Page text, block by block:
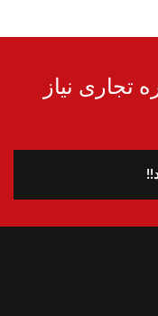
تجاری نیاز